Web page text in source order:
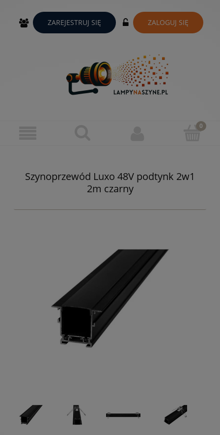
ZAREJESTRUJ SIĘ ZALOGUJ SIĘ
Szynoprzewód Luxo 48V podtynk 2w1
2m czarny